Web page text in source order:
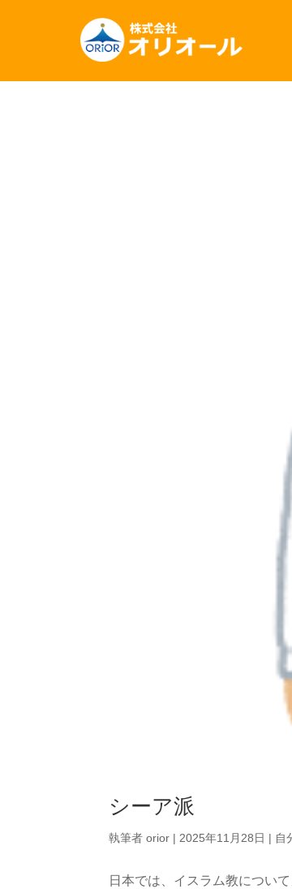
シーア派
執筆者orior | 2025年11月28日 | 自
日本では、イスラム教につい